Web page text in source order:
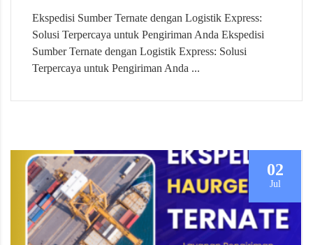
Ekspedisi Sumber Ternate dengan Logistik Express:
Solusi Terpercaya untuk Pengiriman Anda Ekspedisi
Sumber Ternate dengan Logistik Express: Solusi
Terpercaya untuk Pengiriman Anda ...
02
Jul